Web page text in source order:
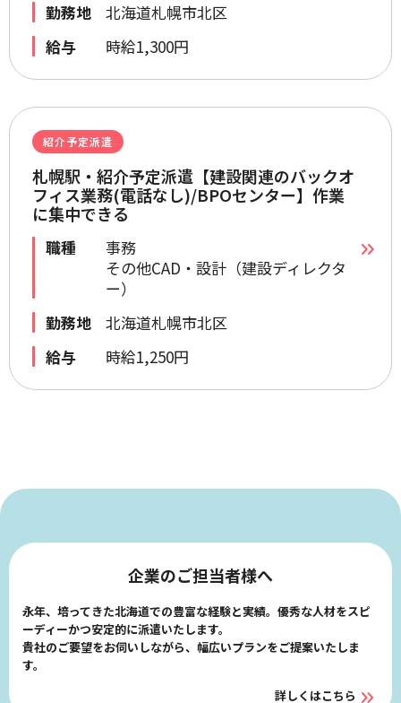
勤務地
北海道札幌市北区
給与
時給1,300円
紹介予定派遣
札幌駅・紹介予定派遣【建設関連のバックオ
フィス業務(電話なし)/BPOセンター】作業
に集中できる
職種
事務
その他CAD・設計（建設ディレクタ
ー）
勤務地
北海道札幌市北区
給与
時給1,250円
企業のご担当者様へ
永年、培ってきた北海道での豊富な経験と実績。優秀な人材をスピ
ーディーかつ安定的に派遣いたします。
貴社のご要望をお伺いしながら、幅広いプランをご提案いたしま
す。
詳しくはこちら